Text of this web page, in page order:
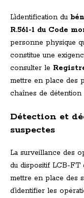
L’identification du
R.561-1 du Code
personne physique
constitue une
consulter le
mettre en place des
chaînes de détention
Détection et
suspectes
La surveillance des
du dispositif LCB-FT
mettre en place des
d’identifier les